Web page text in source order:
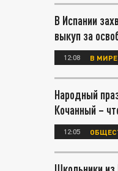
В Испании
выкуп за
12:08 В МИРЕ
Народный
Кочанный –
12:05